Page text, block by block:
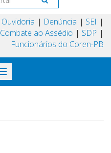
Ouvidoria Denúncia
SEI
Combate ao Assédio
SDP
Funcionários do Coren-PB
Toggle
navigation